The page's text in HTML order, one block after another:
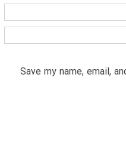
Save my name, email,